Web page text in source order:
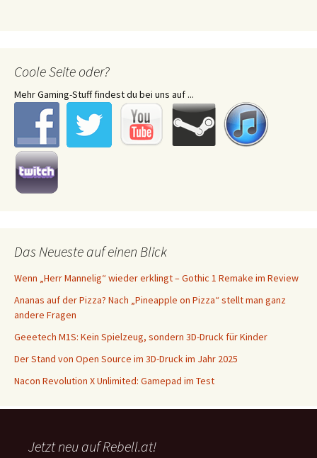
Coole Seite oder?
Mehr Gaming-Stuff findest du bei uns auf ...
Das Neueste auf einen Blick
Wenn „Herr Mannelig“ wieder erklingt – Gothic 1 Remake im Review
Ananas auf der Pizza? Nach „Pineapple on Pizza“ stellt man ganz
andere Fragen
Geeetech M1S: Kein Spielzeug, sondern 3D-Druck für Kinder
Der Stand von Open Source im 3D-Druck im Jahr 2025
Nacon Revolution X Unlimited: Gamepad im Test
Jetzt neu auf Rebell.at!